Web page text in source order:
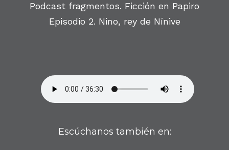
Podcast fragmentos. Ficción en Papiro
Episodio 2. Nino, rey de Nínive
Escúchanos también en: